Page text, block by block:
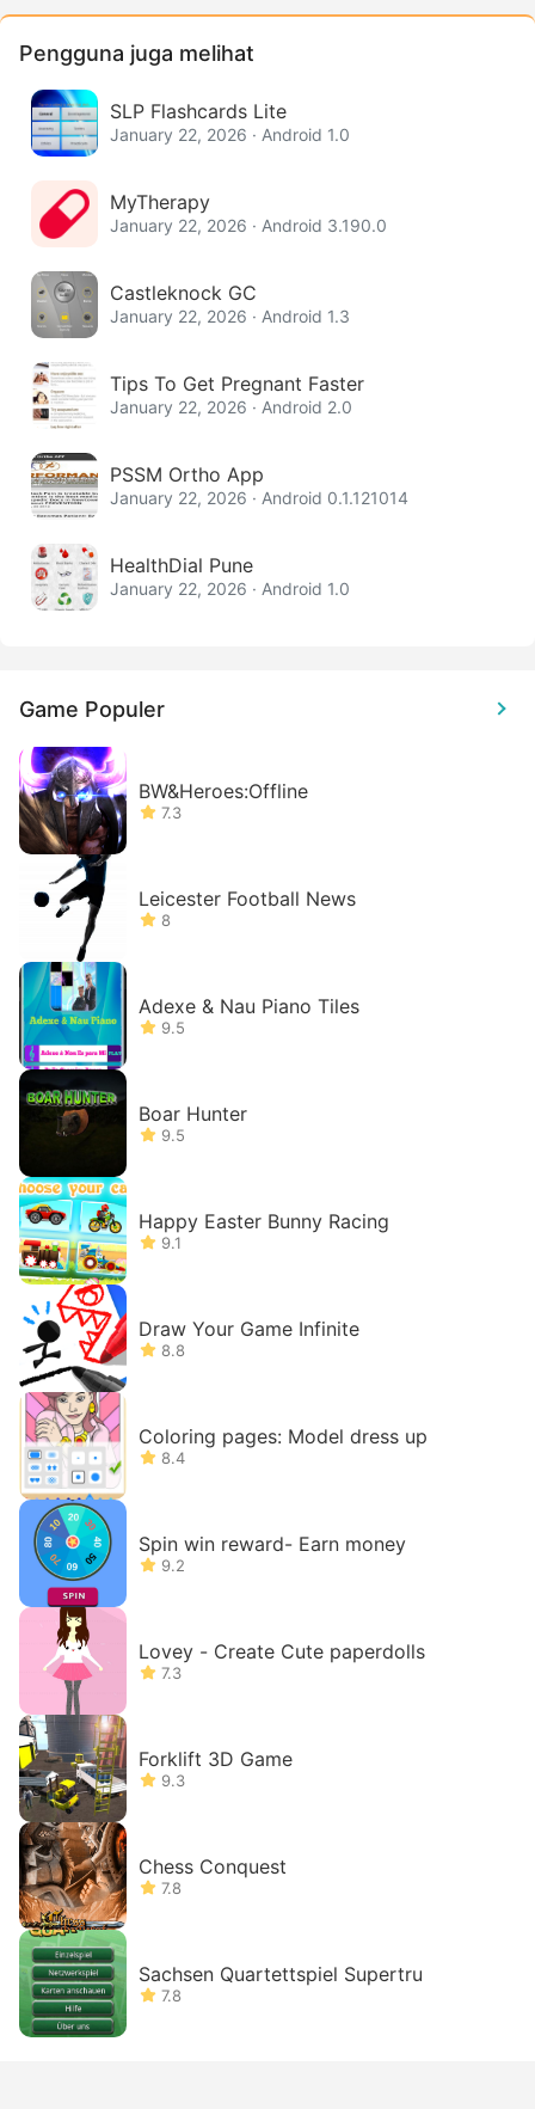
Pengguna juga melihat
SLP Flashcards Lite
January 22, 2026 · Android 1.0
MyTherapy
January 22, 2026 · Android 3.190.0
Castleknock GC
January 22, 2026 · Android 1.3
Tips To Get Pregnant Faster
January 22, 2026 · Android 2.0
PSSM Ortho App
January 22, 2026 · Android 0.1.121014
HealthDial Pune
January 22, 2026 · Android 1.0
Game Populer
BW&Heroes:Offline
7.3
Leicester Football News
8
Adexe & Nau Piano Tiles
9.5
Boar Hunter
9.5
Happy Easter Bunny Racing
9.1
Draw Your Game Infinite
8.8
Coloring pages: Model dress up
8.4
Spin win reward- Earn money
9.2
Lovey - Create Cute paperdolls
7.3
Forklift 3D Game
9.3
Chess Conquest
7.8
Sachsen Quartettspiel Supertru
7.8